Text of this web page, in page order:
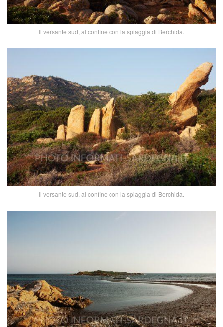
Il versante sud, al confine con la spiaggia di Berchida.
Il versante sud, al confine con la spiaggia di Berchida.